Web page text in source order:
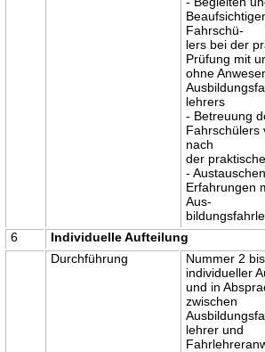
Fahrschü-
lers bei der
Prüfung mit
ohne
lehrers
- Betreuung
Fahrschülers
nach
der
-
Erfahrungen
Aus-
6
Individuelle Aufteilung
Durchführung
Nummer 2
individueller
und in
zwischen
lehrer und